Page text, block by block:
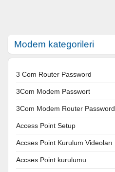
Modem kategorileri
3 Com Router Password
3Com Modem Passwort
3Com Modem Router Password
Access Point Setup
Accses Point Kurulum Videoları
Accses Point kurulumu